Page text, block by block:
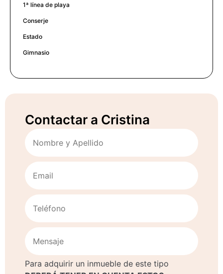
1ª línea de playa
Conserje
Estado
Gimnasio
Contactar a Cristina
Para adquirir un inmueble de este tipo